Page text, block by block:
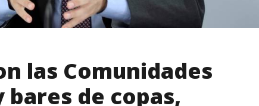
las Comunidades
de copas,